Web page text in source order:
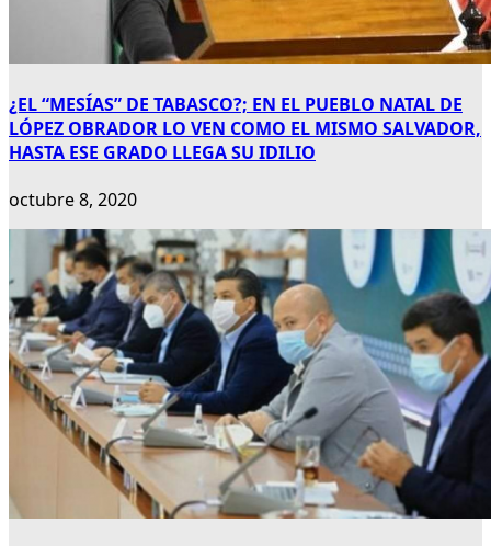
¿EL “MESÍAS” DE TABASCO?; EN EL PUEBLO NATAL DE
LÓPEZ OBRADOR LO VEN COMO EL MISMO SALVADOR,
HASTA ESE GRADO LLEGA SU IDILIO
octubre 8, 2020